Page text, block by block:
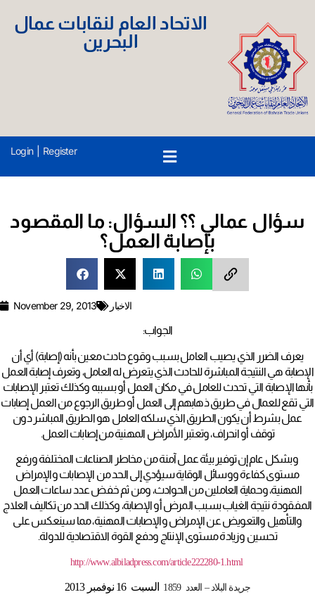
الاتحاد العام لنقابات عمال
البحرين
Login Register
سؤال عمالي ؟؟ السؤال: ما المقصود
بإصابة العمل؟
November 29, 2013 الاخبار
الجواب:
يعرف الضرر الذي يصيب العامل بسبب وقوع حادث معين بأنه (إصابة) أي أن
الإصابة هي النتيجة المباشرة للحادث الذي يتعرض له العامل، وتعرف إصابة العمل
بأنها الإصابة التي تحدث للعامل في مكان العمل أو بسببه وكذلك تعتبر الإصابات
التي تقع للعمال في طريق ذهابهم إلى العمل أو طريق الرجوع من العمل إصابات
عمل بشرط أن يكون الطريق الذي سلكه العامل هو الطريق المباشر دون
توقف أو انحراف، وتعتبر الأمراض المهنية من إصابات العمل.
وبشكل عام إن توفير بيئة عمل آمنة من مخاطر الصناعات المختلفة ورفع
مستوى كفاءة ووسائل الوقاية سيؤدي إلى الحد من الإصابات والإمراض
المهنية، وحماية العاملين من الحوادث، ومن ثم خفض عدد ساعات العمل
المفقودة نتيجة الغياب بسبب المرض أو الإصابة، وكذلك الحد من تكاليف العلاج
والتأهيل والتعويض عن الإمراض والإصابات المهنية، مما سينعكس على
تحسين وزيادة مستوى الإنتاج ودفع القوة الاقتصادية للدولة.
http://www.albiladpress.com/article222280-1.html
جريدة البلاد – العدد 1859 السبت 16 نوفمبر 2013